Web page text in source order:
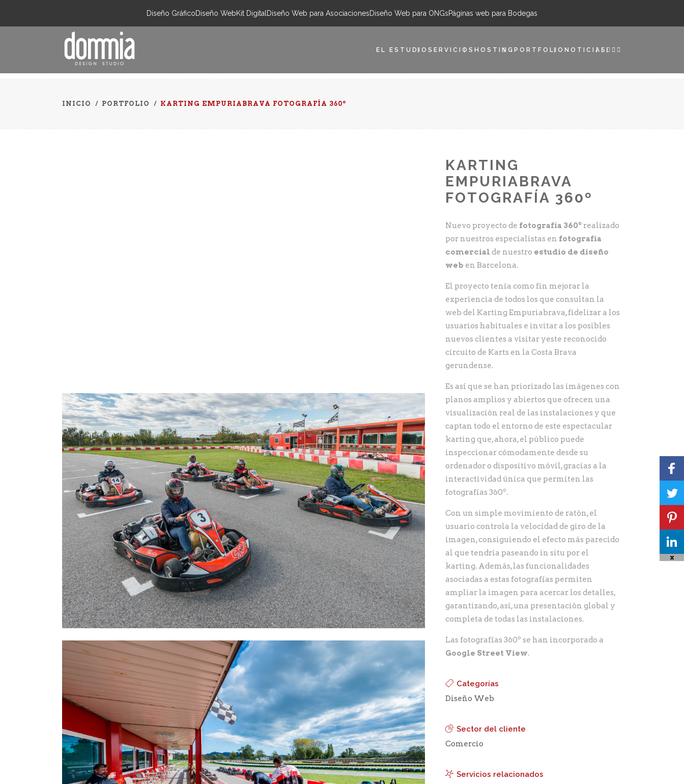
Diseño GráficoDiseño WebKit Digital Diseño Web para AsociacionesDiseño Web para ONGsPáginas web para Bodegas
EL ESTUDIO SERVICIOS HOSTING PORTFOLIO NOTICIAS
INICIO / PORTFOLIO / KARTING EMPURIABRAVA FOTOGRAFÍA 360º
KARTING
EMPURIABRAVA
FOTOGRAFÍA 360º
Nuevo proyecto de fotografía 360º realizado
por nuestros especialistas en fotografía
comercial de nuestro estudio de diseño
web en Barcelona.
El proyecto tenía como fin mejorar la
experiencia de todos los que consultan la
web del Karting Empuriabrava, fidelizar a los
usuarios habituales e invitar a los posibles
nuevos clientes a visitar yeste reconocido
circuito de Karts en la Costa Brava
gerundense.
Es así que se han priorizado las imágenes con
planos amplios y abiertos que ofrecen una
visualización real de las instalaciones y que
captan todo el entorno de este espectacular
karting que, ahora, el público puede
inspeccionar cómodamente desde su
ordenador o dispositivo móvil, gracias a la
interactividad única que permiten las
fotografías 360º.
Con un simple movimiento de ratón, el
usuario controla la velocidad de giro de la
imagen, consiguiendo el efecto más parecido
al que tendría paseando in situ por el
karting. Además, las funcionalidades
asociadas a estas fotografías permiten
ampliar la imagen para acercar los detalles,
garantizando, así, una presentación global y
completa de todas las instalaciones.
Las fotografías 360º se han incorporado a
Google Street View.
Categorías
Diseño Web
Sector del cliente
Comercio
Servicios relacionados
X